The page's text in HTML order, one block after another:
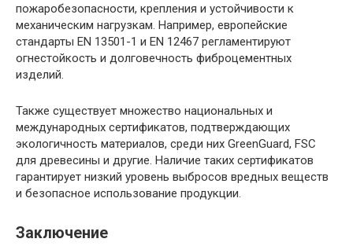
пожаробезопасности, крепления и устойчивости к
механическим нагрузкам. Например, европейские
стандарты EN 13501-1 и EN 12467 регламентируют
огнестойкость и долговечность фиброцементных
изделий.
Также существует множество национальных и
международных сертификатов, подтверждающих
экологичность материалов, среди них GreenGuard, FSC
для древесины и другие. Наличие таких сертификатов
гарантирует низкий уровень выбросов вредных веществ
и безопасное использование продукции.
Заключение